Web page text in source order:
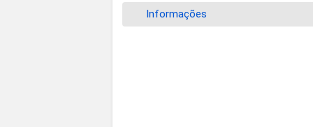
Informações